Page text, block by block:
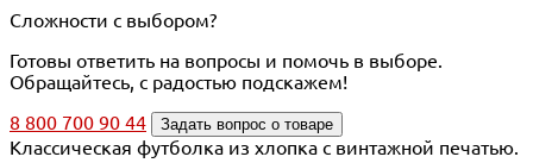
Сложности с выбором?
Готовы ответить на вопросы и помочь в выборе.
Обращайтесь, с радостью подскажем!
8 800 700 90 44
Задать вопрос о товаре
Классическая футболка из хлопка с винтажной печатью.